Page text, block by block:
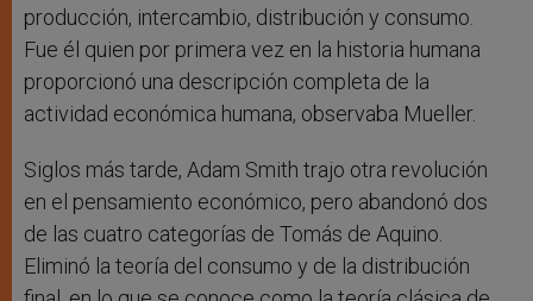
producción, intercambio, distribución y consumo.
Fue él quien por primera vez en la historia humana
proporcionó una descripción completa de la
actividad económica humana, observaba Mueller.
Siglos más tarde, Adam Smith trajo otra revolución
en el pensamiento económico, pero abandonó dos
de las cuatro categorías de Tomás de Aquino.
Eliminó la teoría del consumo y de la distribución